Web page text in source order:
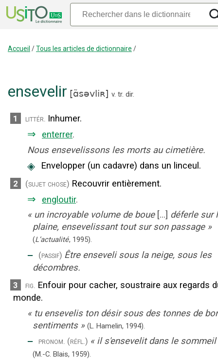
Accueil /Tous les articles de dictionnaire /
ensevelir [ɑ̃səvliʀ] v. tr. dir.
1 littér. Inhumer.
⇒ enterrer.
Nous ensevelissons les morts au cimetière.
◈ Envelopper (un cadavre) dans un linceul.
2 (sujet chose) Recouvrir entièrement.
⇒ engloutir.
« un incroyable volume de boue [...] déferle sur
plaine, ensevelissant tout sur son passage »
(L’actualité, 1995).
‒ (passif) Être enseveli sous la neige, sous les
décombres.
3 fig. Enfouir pour cacher, soustraire aux regards
monde.
« tu ensevelis ton désir sous des tonnes de
sentiments » (L. Hamelin, 1994).
‒ pronom. (réfl.) « il s'ensevelit dans le sommeil
(M.-C. Blais, 1959).